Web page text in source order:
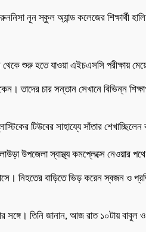
নূন স্কুল অ্যান্ড কলেজের শিক্ষার্থী
শুরু হতে যাওয়া এইচএসসি পরীক্ষায়
তাদের চার সন্তান সেখানে বিভিন্ন
টিউবের সাহায্যে সাঁতার
উপজেলা স্বাস্থ্য কমপ্লেক্সে নেওয়ার
নিহতের বাড়িতে ভিড় করেন স্বজন ও
তিনি জানান, আজ রাত ১০টায় বাবুল ও